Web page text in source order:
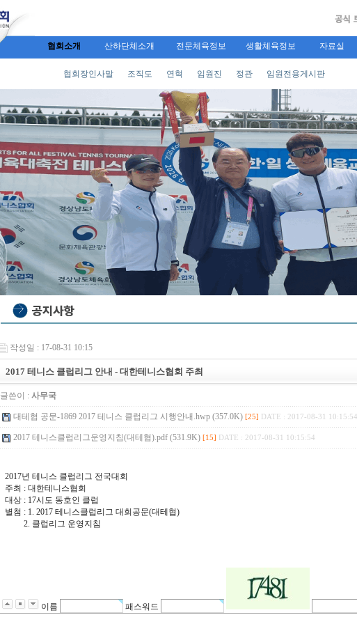
협회소개 산하단체소개 전문체육정보 생활체육정보 자료실
협회장인사말 조직도 연혁 임원진 정관 임원전용게시판
작성일 : 17-08-31 10:15
2017 테니스 클럽리그 안내 - 대한테니스협회 주최
글쓴이 : 사무국
대테협 공문-1869 2017 테니스 클럽리그 시행안내.hwp (357.0K) [25] DATE : 2017-08-31 10:15:54
2017 테니스클럽리그운영지침(대테협).pdf (531.9K) [15] DATE : 2017-08-31 10:15:54
2017년 테니스 클럽리그 전국대회
주최 : 대한테니스협회
대상 : 17시도 동호인 클럽
별첨 : 1. 2017 테니스클럽리그 대회공문(대테협)
2. 클럽리그 운영지침
이름 패스워드